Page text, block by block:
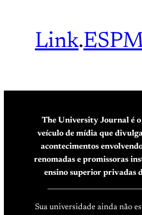
Link.
The University Journal é
veículo de mídia que
acontecimentos
renomadas e promissoras
ensino superior privadas
Sua universidade ainda não